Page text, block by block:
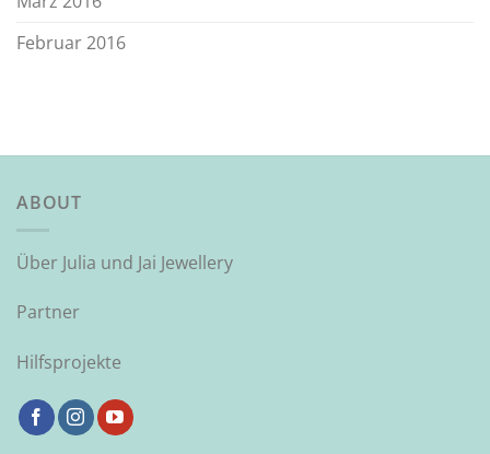
Februar 2016
ABOUT
Über Julia und Jai Jewellery
Partner
Hilfsprojekte